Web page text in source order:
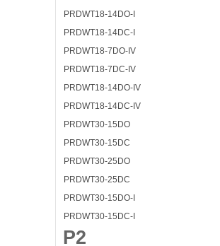
PRDWT18-14DO-I
PRDWT18-14DC-I
PRDWT18-7DO-IV
PRDWT18-7DC-IV
PRDWT18-14DO-IV
PRDWT18-14DC-IV
PRDWT30-15DO
PRDWT30-15DC
PRDWT30-25DO
PRDWT30-25DC
PRDWT30-15DO-I
PRDWT30-15DC-I
P2